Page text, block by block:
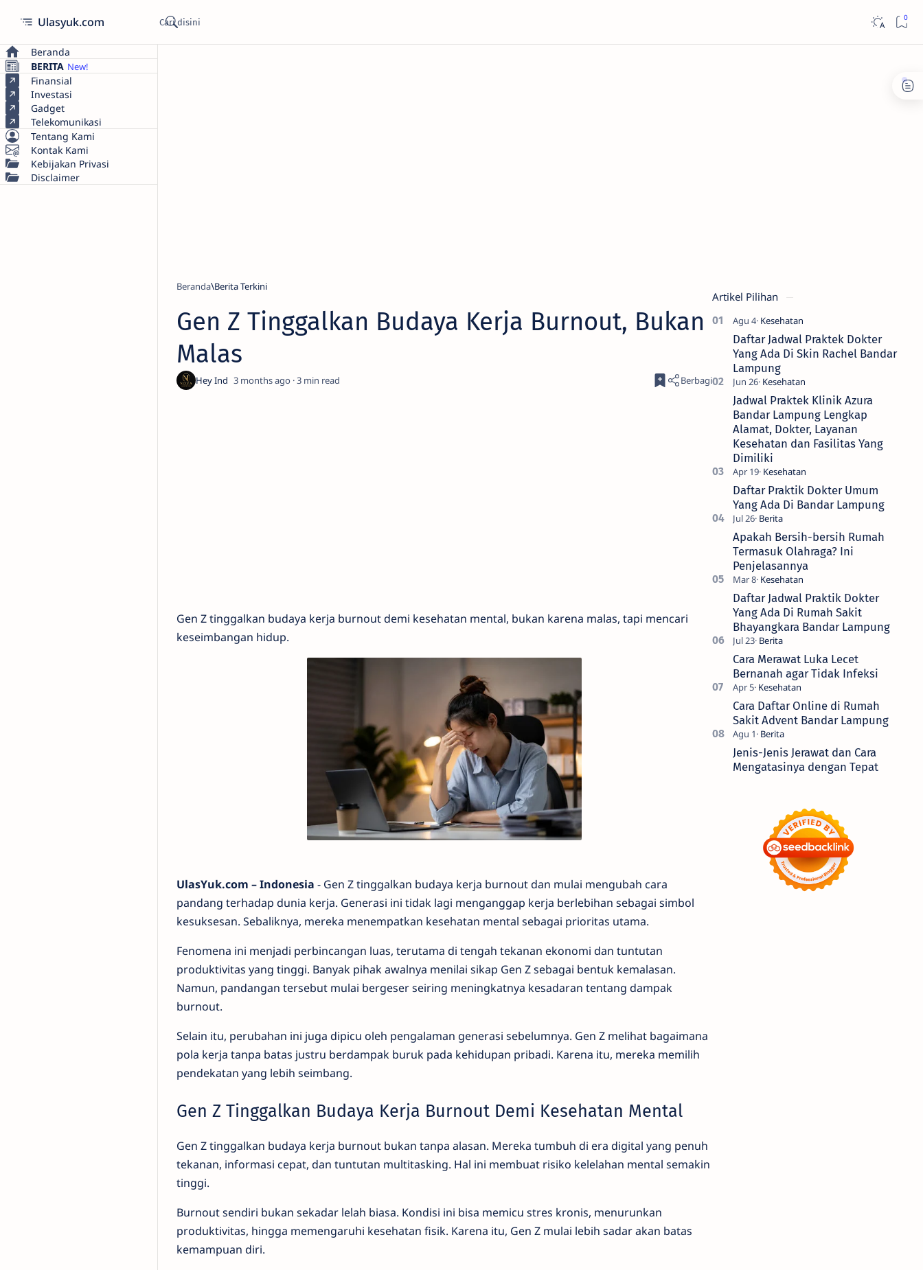
Ulasyuk.com
Beranda
BERITA
Finansial
Investasi
Gadget
Telekomunikasi
Tentang Kami
Kontak Kami
Kebijakan Privasi
Disclaimer
Beranda Berita Terkini
Gen Z Tinggalkan Budaya Kerja Burnout, Bukan
Malas
3 months ago 3
Gen Z tinggalkan budaya kerja burnout demi kesehatan mental, bukan karena malas, tapi mencari
keseimbangan hidup.
UlasYuk.com – Indonesia - Gen Z tinggalkan budaya kerja burnout dan mulai mengubah cara
pandang terhadap dunia kerja. Generasi ini tidak lagi menganggap kerja berlebihan sebagai simbol
kesuksesan. Sebaliknya, mereka menempatkan kesehatan mental sebagai prioritas utama.
Fenomena ini menjadi perbincangan luas, terutama di tengah tekanan ekonomi dan tuntutan
produktivitas yang tinggi. Banyak pihak awalnya menilai sikap Gen Z sebagai bentuk kemalasan.
Namun, pandangan tersebut mulai bergeser seiring meningkatnya kesadaran tentang dampak
burnout.
Selain itu, perubahan ini juga dipicu oleh pengalaman generasi sebelumnya. Gen Z melihat bagaimana
pola kerja tanpa batas justru berdampak buruk pada kehidupan pribadi. Karena itu, mereka memilih
pendekatan yang lebih seimbang.
Gen Z Tinggalkan Budaya Kerja Burnout Demi Kesehatan Mental
Gen Z tinggalkan budaya kerja burnout bukan tanpa alasan. Mereka tumbuh di era digital yang penuh
tekanan, informasi cepat, dan tuntutan multitasking. Hal ini membuat risiko kelelahan mental semakin
tinggi.
Burnout sendiri bukan sekadar lelah biasa. Kondisi ini bisa memicu stres kronis, menurunkan
produktivitas, hingga memengaruhi kesehatan fisik. Karena itu, Gen Z mulai lebih sadar akan batas
kemampuan diri.
Artikel Pilihan
Daftar Jadwal Praktek Dokter
Yang Ada Di Skin Rachel Bandar
Lampung
Jadwal Praktek Klinik Azura
Bandar Lampung Lengkap
Alamat, Dokter, Layanan
Kesehatan dan Fasilitas Yang
Dimiliki
Daftar Praktik Dokter Umum
Yang Ada Di Bandar Lampung
Apakah Bersih-bersih Rumah
Termasuk Olahraga? Ini
Penjelasannya
Daftar Jadwal Praktik Dokter
Yang Ada Di Rumah Sakit
Bhayangkara Bandar Lampung
Cara Merawat Luka Lecet
Bernanah agar Tidak Infeksi
Cara Daftar Online di Rumah
Sakit Advent Bandar Lampung
Jenis-Jenis Jerawat dan Cara
Mengatasinya dengan Tepat